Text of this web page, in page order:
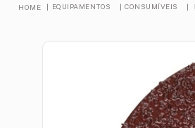
EQUIPAMENTOS CONSUMÍVEIS